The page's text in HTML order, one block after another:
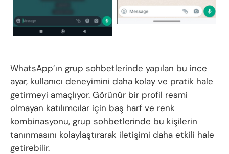
WhatsApp’ın grup sohbetlerinde yapılan bu ince
ayar, kullanıcı deneyimini daha kolay ve pratik hale
getirmeyi amaçlıyor. Görünür bir profil resmi
olmayan katılımcılar için baş harf ve renk
kombinasyonu, grup sohbetlerinde bu kişilerin
tanınmasını kolaylaştırarak iletişimi daha etkili hale
getirebilir.